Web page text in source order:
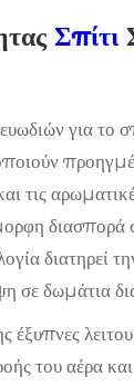
Σπίτι
για το
τις
διασπορά
σε δωμάτια
έξυπνες
του αέρα